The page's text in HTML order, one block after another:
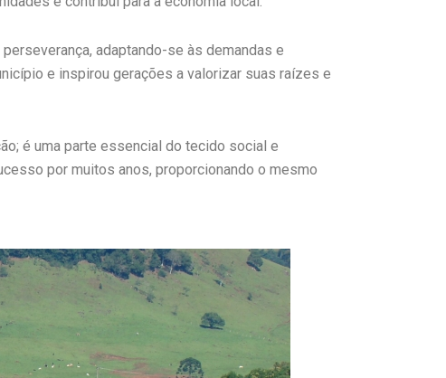
adaptando-se às demandas e
e inspirou gerações a valorizar suas raízes e
é uma parte essencial do tecido social e
por muitos anos, proporcionando o mesmo